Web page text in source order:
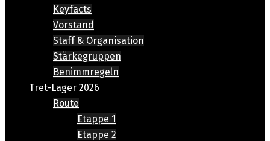
Keyfacts
Vorstand
Staff & Organisation
Stärkegruppen
Benimmregeln
Tret-Lager 2026
Route
Etappe 1
Etappe 2